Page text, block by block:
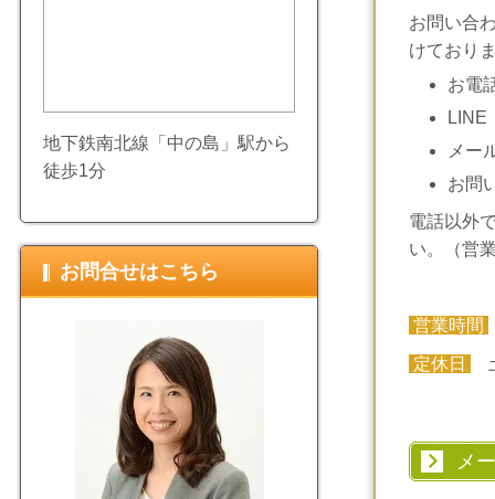
お問い合
けており
お電
LINE
メー
お問
電話以外
い。（営
営業時間
定休日
メ
地下鉄南北線「中の島」駅から
徒歩1分
お問合せはこちら